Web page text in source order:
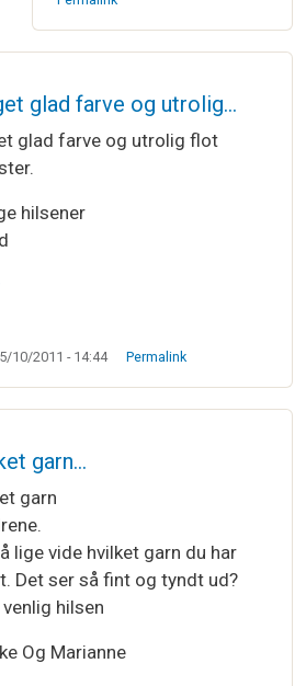
glad farve og utrolig…
glad farve og utrolig flot
hilsener
10/2011 - 14:44 Permalink
garn…
garn
lige vide hvilket garn du har
Det ser så fint og tyndt ud?
hilsen
Og Marianne